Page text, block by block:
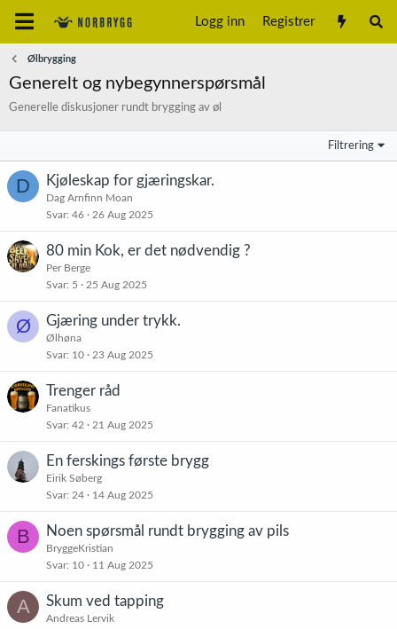
Logg inn Registrer
Ølbrygging
Generelt og nybegynnerspørsmål
Generelle diskusjoner rundt brygging av øl
Filtrering
D Kjøleskap for gjæringskar.
Dag Arnfinn Moan
Svar 46 26 Aug 2025
80 min Kok, er det nødvendig ?
Per Berge
Svar 5 25 Aug 2025
Ø Gjæring under trykk.
Ølhøna
Svar 10 23 Aug 2025
Trenger råd
Fanatikus
Svar 42 21 Aug 2025
En ferskings første brygg
Eirik Søberg
Svar 24 14 Aug 2025
B Noen spørsmål rundt brygging av pils
BryggeKristian
Svar 10 11 Aug 2025
A Skum ved tapping
Andreas Lervik